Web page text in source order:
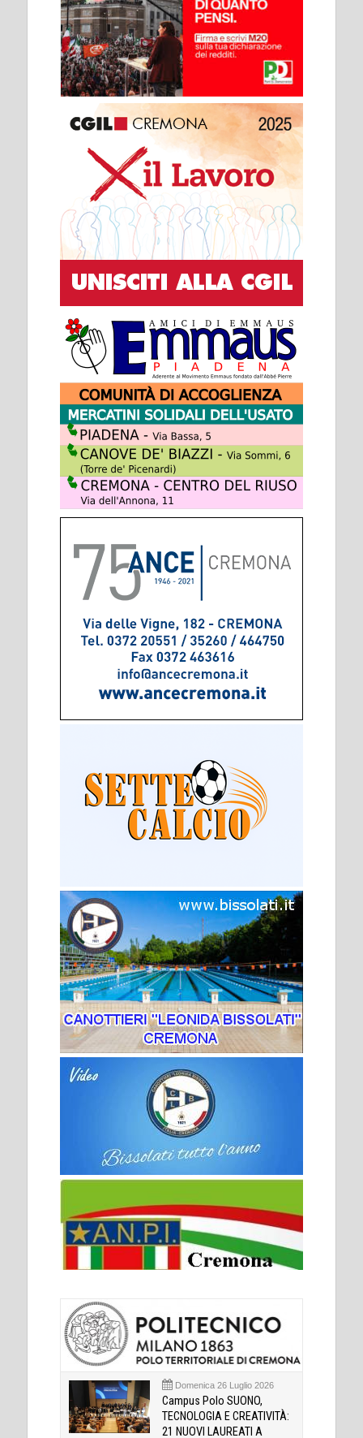
Domenica 26 Luglio 2026
Campus Polo SUONO,
TECNOLOGIA E CREATIVITÀ:
21 NUOVI LAUREATI A